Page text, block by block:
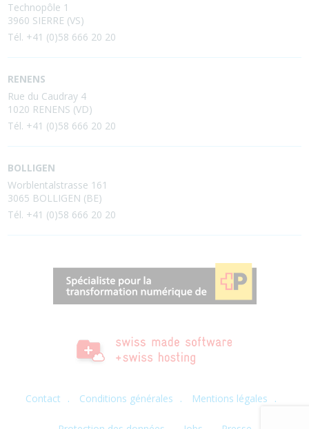
Technopôle 1
3960 SIERRE (VS)
Tél. +41 (0)58 666 20 20
RENENS
Rue du Caudray 4
1020 RENENS (VD)
Tél. +41 (0)58 666 20 20
BOLLIGEN
Worblentalstrasse 161
3065 BOLLIGEN (BE)
Tél. +41 (0)58 666 20 20
Contact Conditions générales Mentions légales